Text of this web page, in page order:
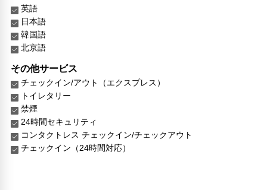
英語
日本語
韓国語
北京語
その他サービス
チェックイン/アウト（エクスプレス）
トイレタリー
禁煙
24時間セキュリティ
コンタクトレス チェックイン/チェックアウト
チェックイン（24時間対応）